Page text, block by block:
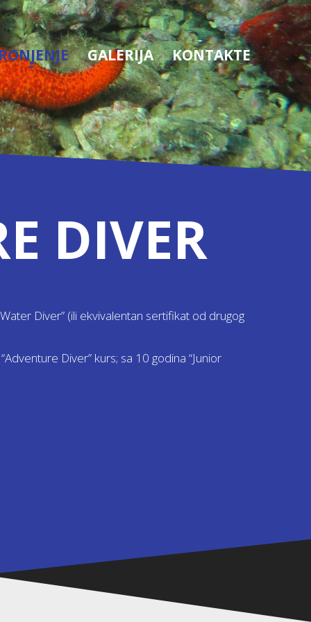
GALERIJA KONTAKTE
DIVER
Diver” (ili ekvivalentan sertifikat od drugog
Diver” kurs; sa 10 godina “Junior